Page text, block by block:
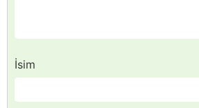
İsim